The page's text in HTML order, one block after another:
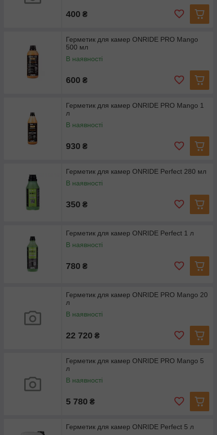
400 ₴
Герметик для камер ONRIDE PRO Mango
500 мл
В наявності
600 ₴
Герметик для камер ONRIDE PRO Mango 1
л
В наявності
930 ₴
Герметик для камер ONRIDE Perfect 280 мл
В наявності
350 ₴
Герметик для камер ONRIDE Perfect 1 л
В наявності
780 ₴
Герметик для камер ONRIDE PRO Mango 20
л
В наявності
22 720 ₴
Герметик для камер ONRIDE PRO Mango 5
л
В наявності
5 780 ₴
Герметик для камер ONRIDE Perfect 5 л